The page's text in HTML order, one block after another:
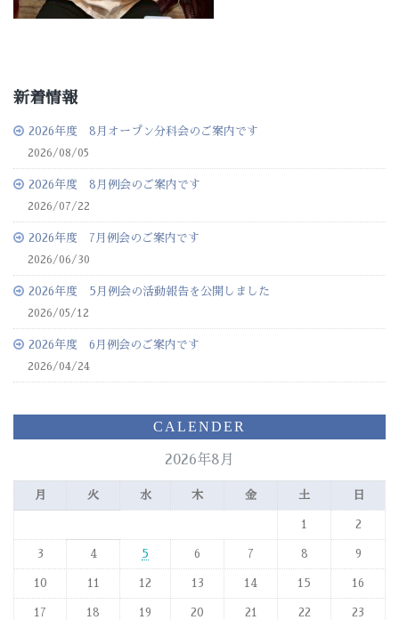
新着情報
2026年度 8月オープン分科会のご案内です
2026/08/05
2026年度 8月例会のご案内です
2026/07/22
2026年度 7月例会のご案内です
2026/06/30
2026年度 5月例会の活動報告を公開しました
2026/05/12
2026年度 6月例会のご案内です
2026/04/24
CALENDER
2026年8月
月 火 水 木 金 土 日
1 2
3 4 5 6 7 8 9
10 11 12 13 14 15 16
17 18 19 20 21 22 23